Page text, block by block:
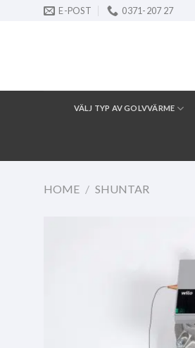
E-POST 0371-207 27
VÄLJ TYP AV GOLVVÄRME
HOME / SHUNTAR